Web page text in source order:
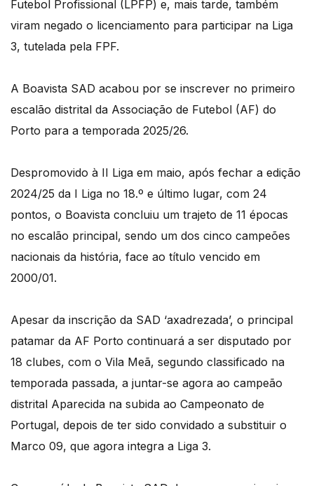
Futebol Profissional (LPFP) e, mais tarde, também
viram negado o licenciamento para participar na Liga
3, tutelada pela FPF.
A Boavista SAD acabou por se inscrever no primeiro
escalão distrital da Associação de Futebol (AF) do
Porto para a temporada 2025/26.
Despromovido à II Liga em maio, após fechar a edição
2024/25 da I Liga no 18.º e último lugar, com 24
pontos, o Boavista concluiu um trajeto de 11 épocas
no escalão principal, sendo um dos cinco campeões
nacionais da história, face ao título vencido em
2000/01.
Apesar da inscrição da SAD ‘axadrezada’, o principal
patamar da AF Porto continuará a ser disputado por
18 clubes, com o Vila Meã, segundo classificado na
temporada passada, a juntar-se agora ao campeão
distrital Aparecida na subida ao Campeonato de
Portugal, depois de ter sido convidado a substituir o
Marco 09, que agora integra a Liga 3.